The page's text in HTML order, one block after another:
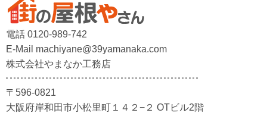
電話 0120-989-742
E-Mail machiyane@39yamanaka.com
株式会社やまなか工務店
〒596-0821
大阪府岸和田市小松里町１４２−２ OTビル2階